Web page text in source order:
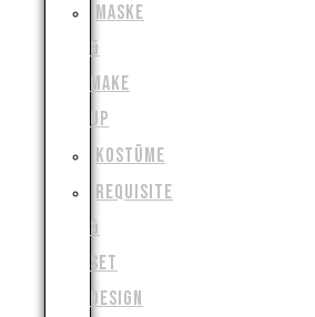
MASKE
&
MAKE
UP
KOSTÜME
REQUISITE
&
SET
DESIGN